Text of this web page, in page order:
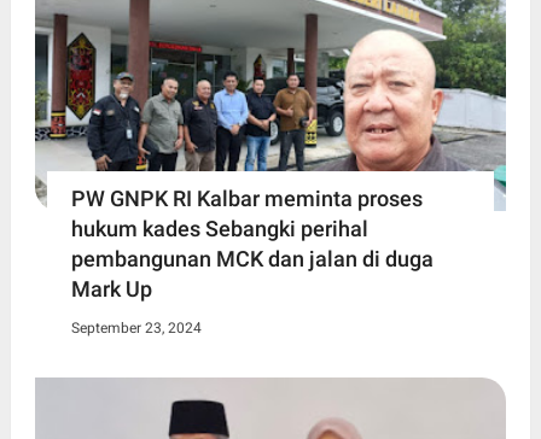
PW GNPK RI Kalbar meminta proses
hukum kades Sebangki perihal
pembangunan MCK dan jalan di duga
Mark Up
September 23, 2024